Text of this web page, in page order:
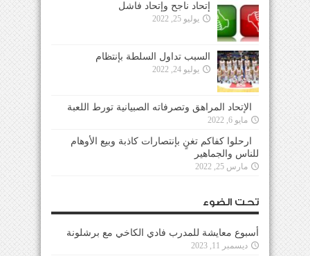
إتحاد ناجح وإتحاد فاشل
يوليو 25, 2022
السبب تداول السلطة بإنتظام
يوليو 24, 2022
الإتحاد المراهق وتصرفاته الصبيانية تورط اللعبة
مايو 6, 2022
ارحلوا كفاكم تغنٍ بإنتصارات كاذبة وبيع الأوهام
للناس والجماهير
مارس 25, 2022
تحت الضوء
أسبوع معايشة للمدرب فادي الكاخي مع برشلونة
ديسمبر 11, 2023